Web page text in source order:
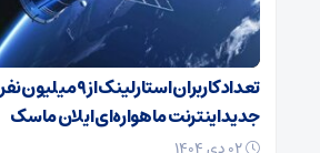
تعداد کاربران
جدید اینترنت ماهواره‌ای ایلان ماسک